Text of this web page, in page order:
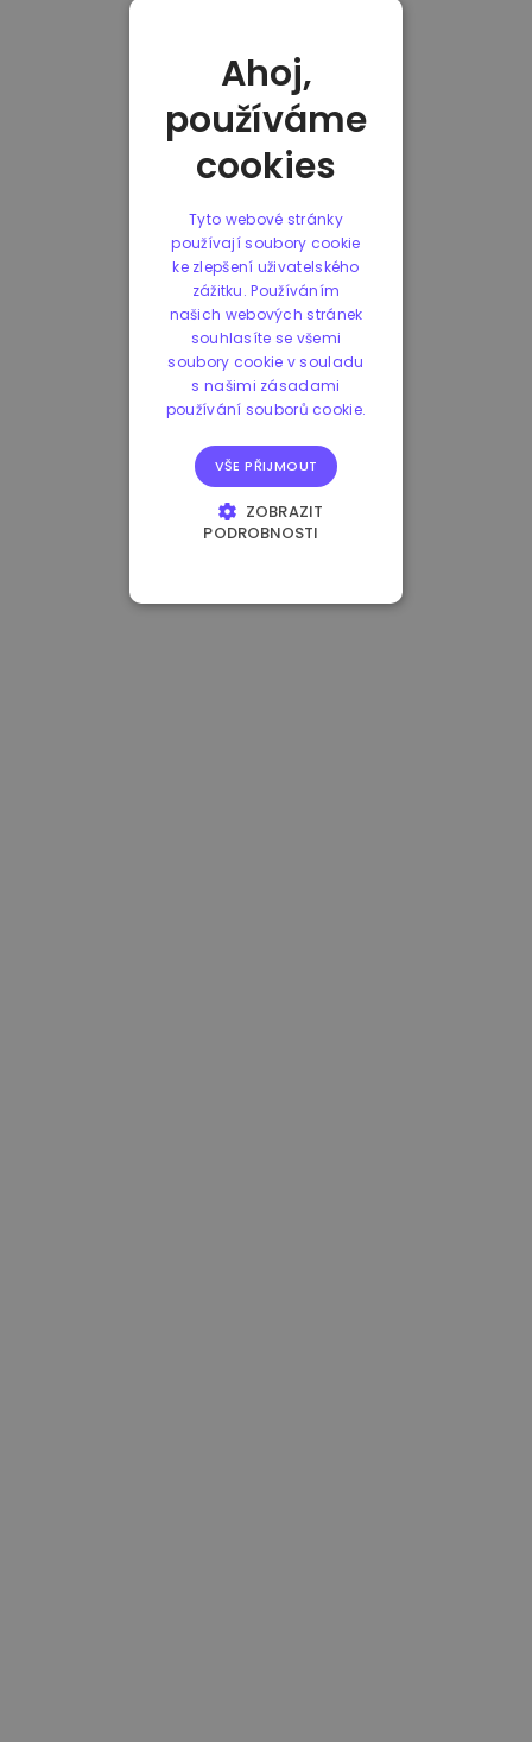
Ahoj,
používáme
cookies
Tyto webové stránky
používají soubory cookie
ke zlepšení uživatelského
zážitku. Používáním
našich webových stránek
souhlasíte se všemi
soubory cookie v souladu
s našimi zásadami
používání souborů cookie.
VŠE PŘIJMOUT
ZOBRAZIT
PODROBNOSTI